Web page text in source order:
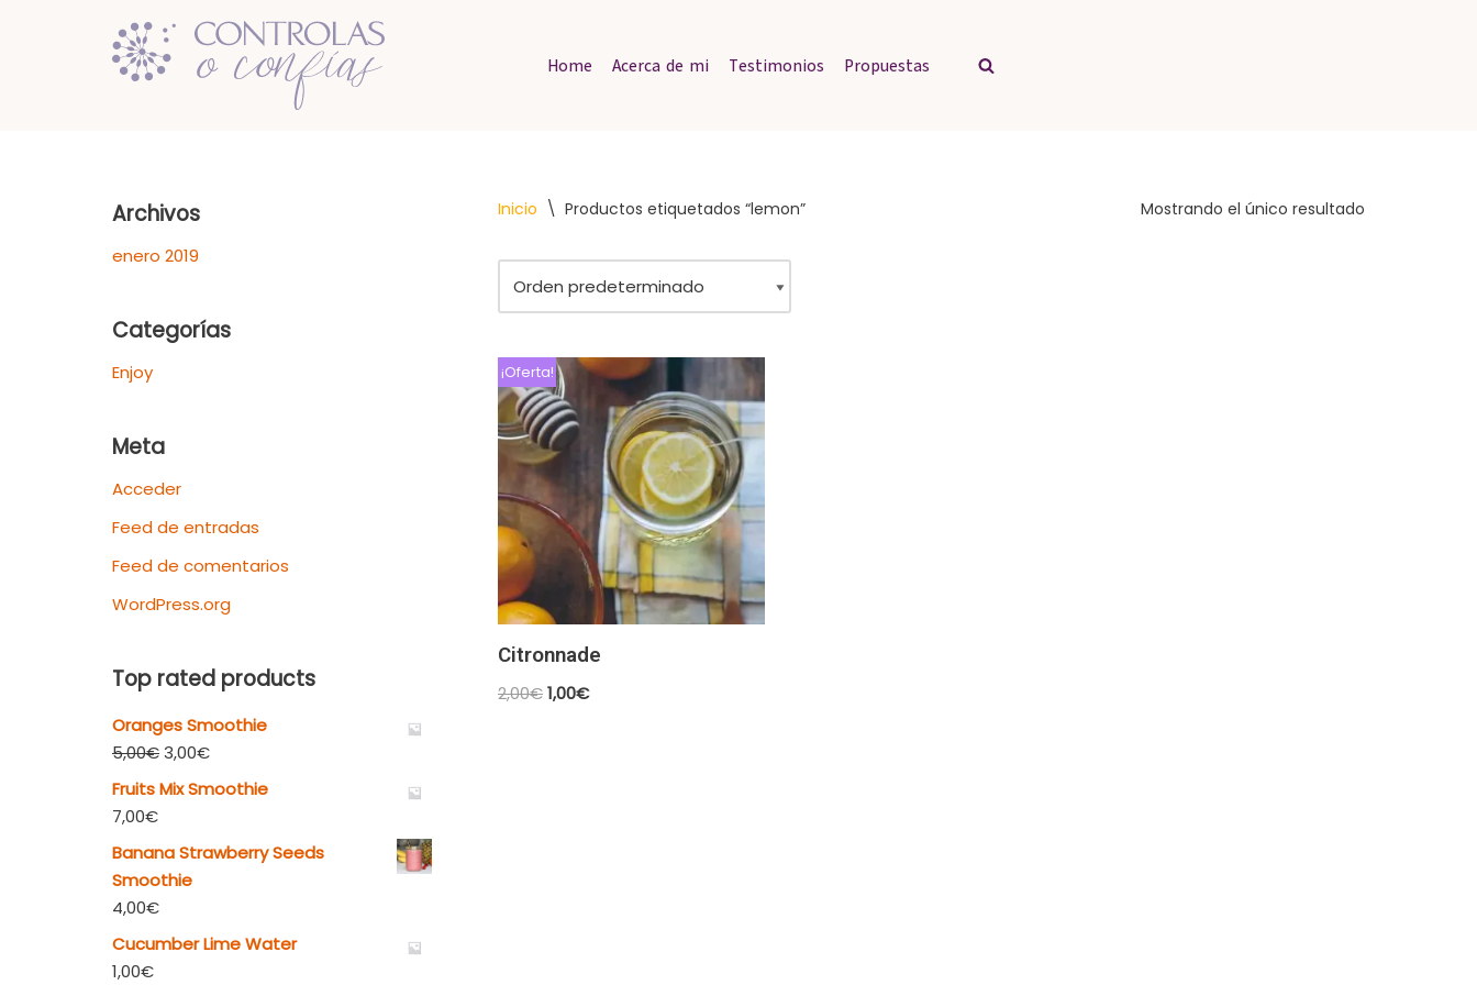
Home Acerca de mi Testimonios Propuestas
Archivos
enero 2019
Categorías
Enjoy
Meta
Acceder
Feed de entradas
Feed de comentarios
WordPress.org
Top rated products
Oranges Smoothie
5,00€3,00€
Fruits Mix Smoothie
7,00€
Banana Strawberry Seeds
Smoothie
4,00€
Cucumber Lime Water
1,00€
Inicio \ Productos etiquetados “lemon” Mostrando el único resultado
¡Oferta!
Citronnade
2,00€1,00€